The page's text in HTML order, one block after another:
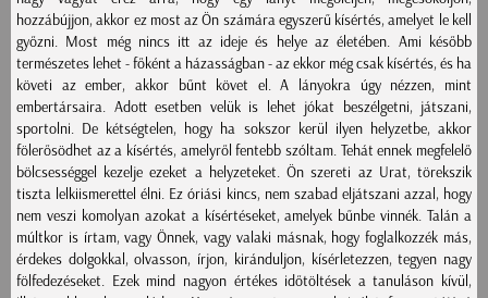
hozzábújjon, akkor ez most az Ön számára egyszerű kísértés, amelyet le kell
győzni. Most még nincs itt az ideje és helye az életében. Ami később
természetes lehet - főként a házasságban - az ekkor még csak kísértés, és ha
követi az ember, akkor bűnt követ el. A lányokra úgy nézzen, mint
embertársaira. Adott esetben velük is lehet jókat beszélgetni, játszani,
sportolni. De kétségtelen, hogy ha sokszor kerül ilyen helyzetbe, akkor
fölerősödhet az a kísértés, amelyről fentebb szóltam. Tehát ennek megfelelő
bölcsességgel kezelje ezeket a helyzeteket. Ön szereti az Urat, törekszik
tiszta lelkiismerettel élni. Ez óriási kincs, nem szabad eljátszani azzal, hogy
nem veszi komolyan azokat a kísértéseket, amelyek bűnbe vinnék. Talán a
múltkor is írtam, vagy Önnek, vagy valaki másnak, hogy foglalkozzék más,
érdekes dolgokkal, olvasson, írjon, kiránduljon, kísérletezzen, tegyen nagy
fölfedezéseket. Ezek mind nagyon értékes időtöltések a tanuláson kívül,